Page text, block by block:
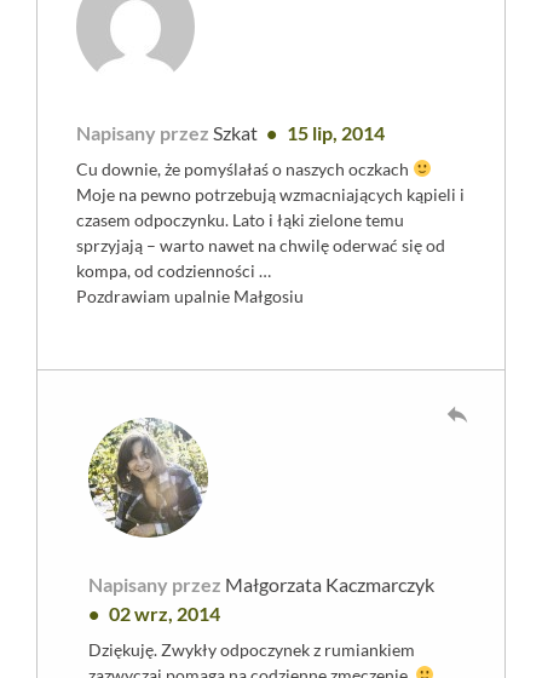
Napisany przez Szkat 15 lip, 2014
Cu downie, że pomyślałaś o naszych oczkach
Moje na pewno potrzebują wzmacniających kąpieli i
czasem odpoczynku. Lato i łąki zielone temu
sprzyjają – warto nawet na chwilę oderwać się od
kompa, od codzienności …
Pozdrawiam upalnie Małgosiu
Napisany przez Małgorzata Kaczmarczyk
02 wrz, 2014
Dziękuję. Zwykły odpoczynek z rumiankiem
reply